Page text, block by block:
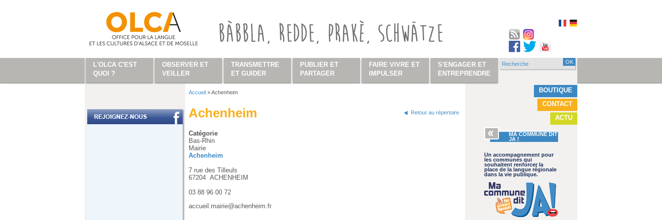
BOUTIQUE
CONTACT
ACTU
MA COMMUNE DIT
JA !
Un accompagnement pour
les communes qui
souhaitent renforcer la
place de la langue régionale
dans la vie publique.
Accueil »Achenheim
Retour au répertoire
Achenheim
Catégorie
Bas-Rhin
Mairie
Achenheim
7 rue des Tilleuls
67204 ACHENHEIM
03 88 96 00 72
accueil.mairie@achenheim.fr
L'OLCA C'EST
QUOI ?
OBSERVER ET
VEILLER
TRANSMETTRE
ET GUIDER
PUBLIER ET
PARTAGER
FAIRE VIVRE ET
IMPULSER
S'ENGAGER ET
ENTREPRENDRE
Formulaire de
Recherche